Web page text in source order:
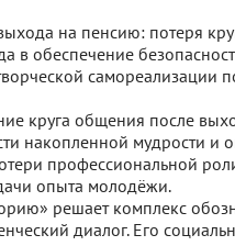
на пенсию: потеря
в обеспечение
самореализации
круга общения после
накопленной мудрости и
профессиональной
опыта молодёжи.
решает комплекс
диалог. Его